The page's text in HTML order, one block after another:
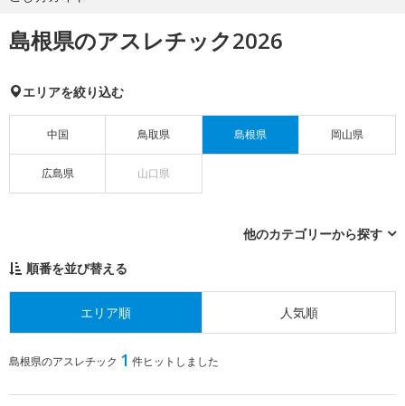
島根県のアスレチック2026
エリアを絞り込む
中国 鳥取県 島根県 岡山県
広島県 山口県
他のカテゴリーから探す
順番を並び替える
エリア順 人気順
島根県のアスレチック 1 件ヒットしました